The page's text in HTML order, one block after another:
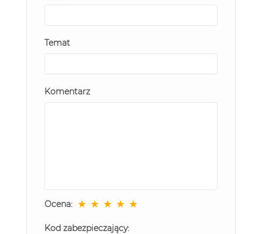
Temat
Komentarz
Ocena: ★ ★ ★ ★ ★
Kod zabezpieczający: